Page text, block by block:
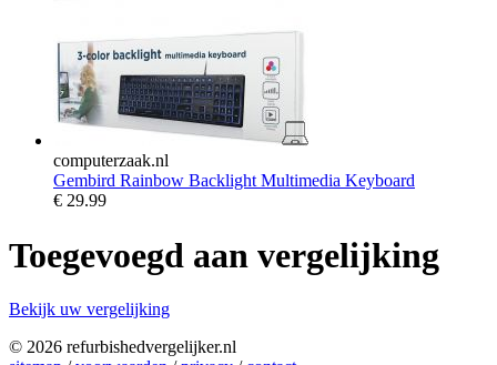
computerzaak.nl
Gembird Rainbow Backlight Multimedia Keyboard
€ 29.99
Toegevoegd aan vergelijking
Bekijk uw vergelijking
© 2026 refurbishedvergelijker.nl